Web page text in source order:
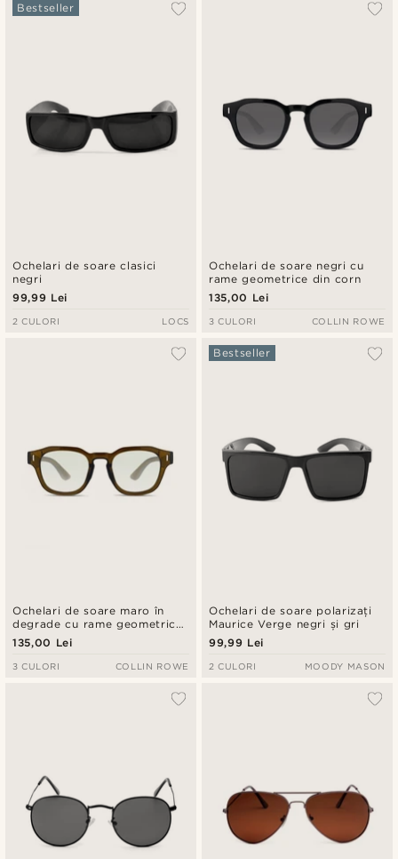
Ochelari de soare clasici
negri
Bestseller
99,99 Lei
2 CULORI LOCS
Ochelari de soare negri cu
rame geometrice din corn
135,00 Lei
3 CULORI COLLIN ROWE
Ochelari de soare maro în
degrade cu rame geometrice
din corn
135,00 Lei
3 CULORI COLLIN ROWE
Ochelari de soare polarizați
Maurice Verge negri și gri
Bestseller
99,99 Lei
2 CULORI MOODY MASON